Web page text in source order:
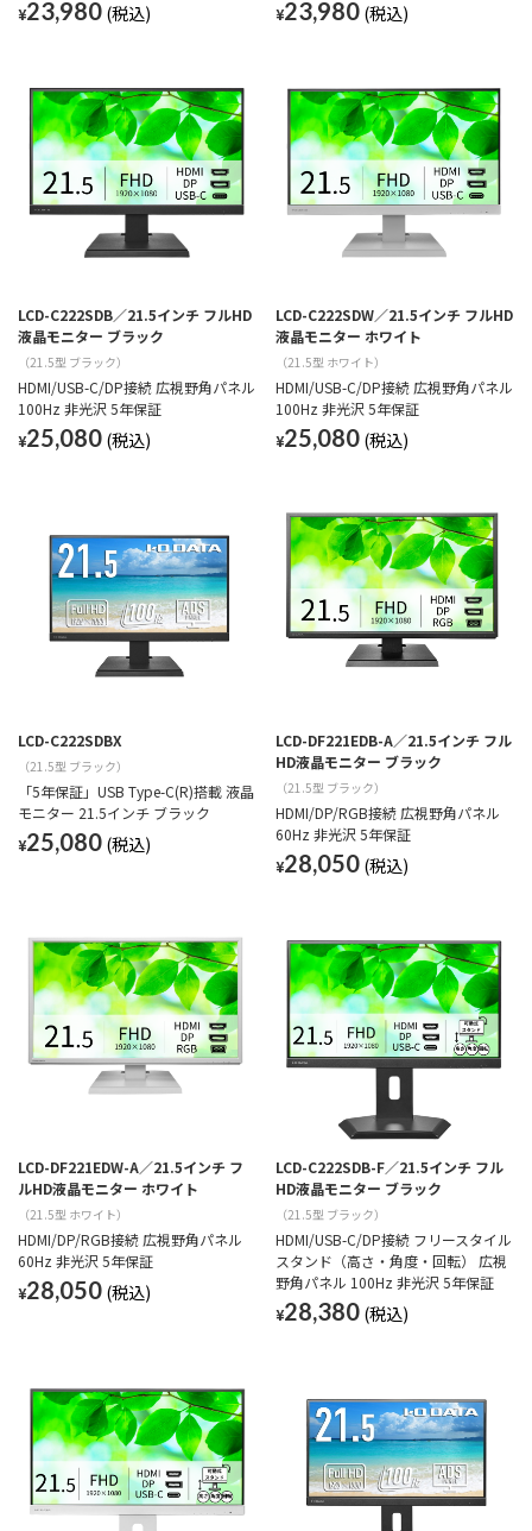
¥23,980 ¥23,980
LCD-C222SDB／21.5インチ フルHD
液晶モニター ブラック
（21.5型 ブラック）
HDMI/USB-C/DP接続 広視野角パネル
100Hz 非光沢 5年保証
¥25,080
LCD-C222SDW／21.5インチ フルHD
液晶モニター ホワイト
（21.5型 ホワイト）
HDMI/USB-C/DP接続 広視野角パネル
100Hz 非光沢 5年保証
¥25,080
LCD-C222SDBX
（21.5型 ブラック）
「5年保証」USB Type-C(R)搭載 液晶
モニター 21.5インチ ブラック
¥25,080
LCD-DF221EDB-A／21.5インチ フル
HD液晶モニター ブラック
（21.5型 ブラック）
HDMI/DP/RGB接続 広視野角パネル
60Hz 非光沢 5年保証
¥28,050
LCD-DF221EDW-A／21.5インチ フ
ルHD液晶モニター ホワイト
（21.5型 ホワイト）
HDMI/DP/RGB接続 広視野角パネル
60Hz 非光沢 5年保証
¥28,050
LCD-C222SDB-F／21.5インチ フル
HD液晶モニター ブラック
（21.5型 ブラック）
HDMI/USB-C/DP接続 フリースタイル
スタンド（高さ・角度・回転） 広視
野角パネル 100Hz 非光沢 5年保証
¥28,380